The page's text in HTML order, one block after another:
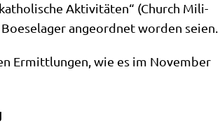
Akti­vi­tä­ten“ (Church Mili­
ange­ord­net wor­den seien.
Ermitt­lun­gen, wie es im Novem­ber